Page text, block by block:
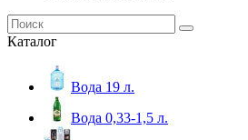
Каталог
Вода 19 л.
Вода 0,33-1,5 л.